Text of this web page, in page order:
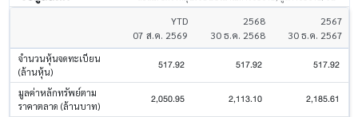
YTD
07 ส.ค. 2569
2568
30 ธ.ค. 2568
2567
30 ธ.ค. 2567
จำนวนหุ้นจดทะเบียน
(ล้านหุ้น)
517.92 517.92 517.92
มูลค่าหลักทรัพย์ตาม
ราคาตลาด (ล้านบาท)
2,050.95 2,113.10 2,185.61